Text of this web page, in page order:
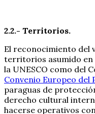
2.2.- Territorios.
El reconocimiento del
territorios asumido en
la UNESCO como del
Convenio Europeo del
paraguas de
derecho cultural
hacerse operativos